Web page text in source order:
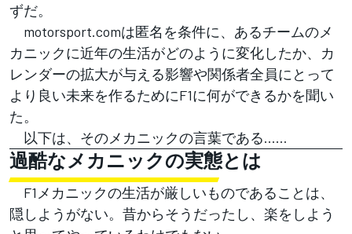
ずだ。
motorsport.comは匿名を条件に、あるチームのメ
カニックに近年の生活がどのように変化したか、カ
レンダーの拡大が与える影響や関係者全員にとって
より良い未来を作るためにF1に何ができるかを聞い
た。
以下は、そのメカニックの言葉である……
過酷なメカニックの実態とは
F1メカニックの生活が厳しいものであることは、
隠しようがない。昔からそうだったし、楽をしよう